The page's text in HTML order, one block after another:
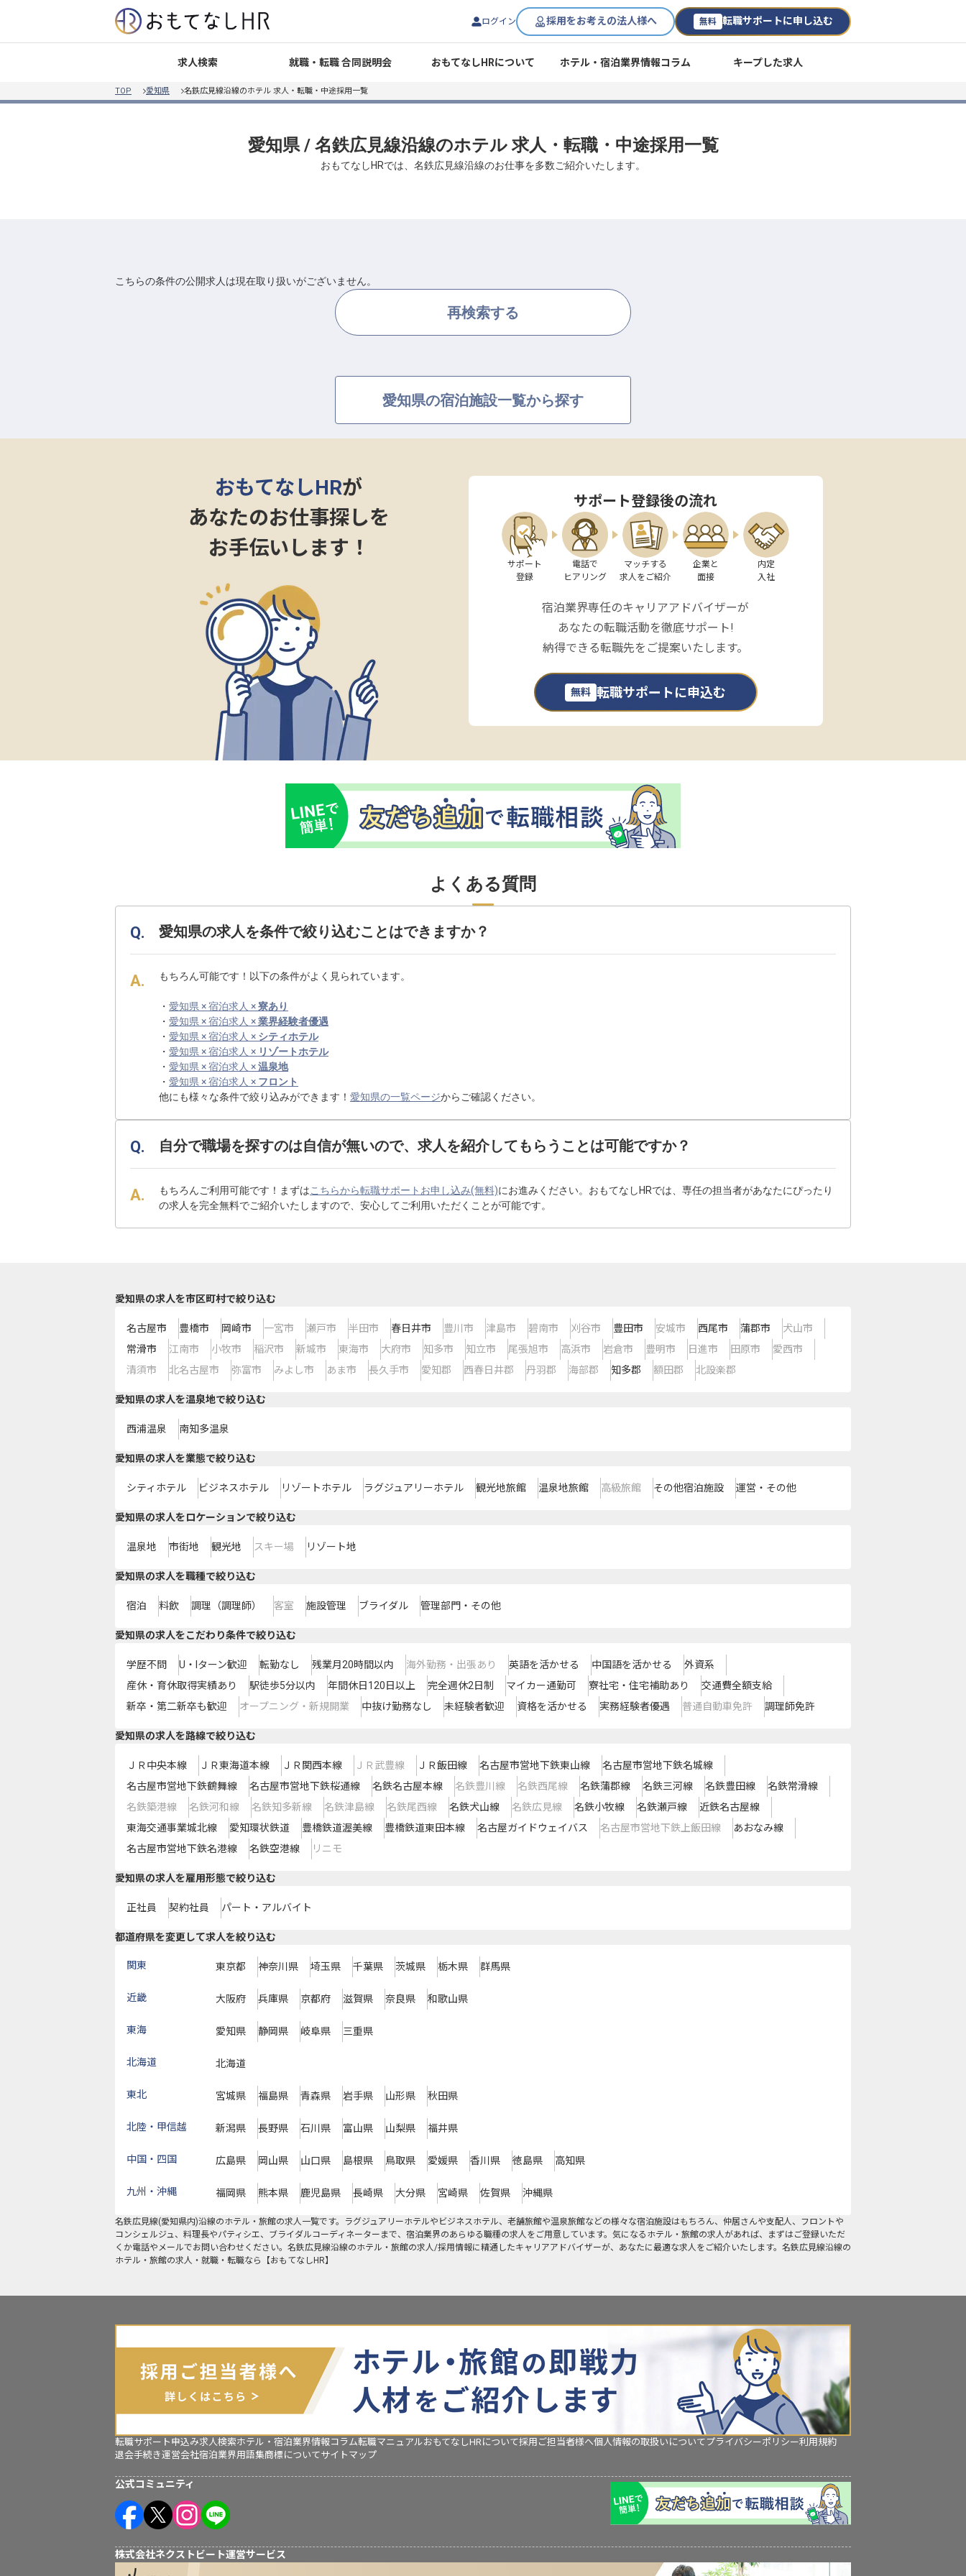
ログイン 採用をお考えの法人様へ 無料 転職サポートに申し込む
求人検索 就職・転職 合同説明会 おもてなしHRについて ホテル・宿泊業界情報コラム キープした求人
TOP 愛知県 名鉄広見線沿線のホテル 求人・転職・中途採用一覧
愛知県 / 名鉄広見線沿線のホテル 求人・転職・中途採用一覧
おもてなしHRでは、名鉄広見線沿線のお仕事を多数ご紹介いたします。
こちらの条件の公開求人は現在取り扱いがございません。
再検索する
愛知県の宿泊施設一覧から探す
おもてなしHRが
あなたのお仕事探しを
お手伝いします！
サポート登録後の流れ
サポート
登録
電話で
ヒアリング
マッチする
求人をご紹介
企業と
面接
内定
入社
宿泊業界専任のキャリアアドバイザーが
あなたの転職活動を徹底サポート!
納得できる転職先をご提案いたします。
無料 転職サポートに申込む
よくある質問
愛知県の求人を条件で絞り込むことはできますか？
もちろん可能です！以下の条件がよく見られています。
・ 愛知県 × 宿泊求人 ×寮あり
・ 愛知県 × 宿泊求人 ×業界経験者優遇
・ 愛知県 × 宿泊求人 × シティホテル
・ 愛知県 × 宿泊求人 × リゾートホテル
・ 愛知県 × 宿泊求人 ×温泉地
・ 愛知県 × 宿泊求人 × フロント
他にも様々な条件で絞り込みができます！ 愛知県の一覧ページからご確認ください。
自分で職場を探すのは自信が無いので、求人を紹介してもらうことは可能ですか？
もちろんご利用可能です！まずはこちらから転職サポートお申し込み(無料)にお進みください。おもてなしHRでは、専任の担当者があなたにぴったり
の求人を完全無料でご紹介いたしますので、安心してご利用いただくことが可能です。
愛知県の求人を市区町村で絞り込む
名古屋市 豊橋市 岡崎市 一宮市 瀬戸市 半田市 春日井市 豊川市 津島市 碧南市 刈谷市 豊田市 安城市 西尾市 蒲郡市
犬山市
常滑市
江南市 小牧市 稲沢市 新城市 東海市 大府市 知多市 知立市 尾張旭市 高浜市 岩倉市 豊明市 日進市 田原市
愛西市
清須市
北名古屋市 弥富市 みよし市 あま市 長久手市 愛知郡 西春日井郡 丹羽郡 海部郡 知多郡 額田郡 北設楽郡
愛知県の求人を温泉地で絞り込む
西浦温泉 南知多温泉
愛知県の求人を業態で絞り込む
シティホテル ビジネスホテル リゾートホテル ラグジュアリーホテル 観光地旅館 温泉地旅館 高級旅館 その他宿泊施設 運営・その他
愛知県の求人をロケーションで絞り込む
温泉地 市街地 観光地 スキー場 リゾート地
愛知県の求人を職種で絞り込む
宿泊 料飲 調理（調理師） 客室 施設管理 ブライダル 管理部門・その他
愛知県の求人をこだわり条件で絞り込む
学歴不問 U・Iターン歓迎 転勤なし 残業月20時間以内 海外勤務・出張あり 英語を活かせる 中国語を活かせる
外資系
産休・育休取得実績あり
駅徒歩5分以内 年間休日120日以上 完全週休2日制 マイカー通勤可 寮社宅・住宅補助あり
交通費全額支給
新卒・第二新卒も歓迎
オープニング・新規開業 中抜け勤務なし 未経験者歓迎 資格を活かせる 実務経験者優遇 普通自動車免許 調理師免許
愛知県の求人を路線で絞り込む
ＪＲ中央本線 ＪＲ東海道本線 ＪＲ関西本線 ＪＲ武豊線 ＪＲ飯田線 名古屋市営地下鉄東山線
名古屋市営地下鉄名城線
名古屋市営地下鉄鶴舞線
名古屋市営地下鉄桜通線 名鉄名古屋本線 名鉄豊川線 名鉄西尾線 名鉄蒲郡線 名鉄三河線 名鉄豊田線
名鉄常滑線
名鉄築港線
名鉄河和線 名鉄知多新線 名鉄津島線 名鉄尾西線 名鉄犬山線 名鉄広見線 名鉄小牧線 名鉄瀬戸線
近鉄名古屋線
東海交通事業城北線
愛知環状鉄道 豊橋鉄道渥美線 豊橋鉄道東田本線 名古屋ガイドウェイバス 名古屋市営地下鉄上飯田線
あおなみ線
名古屋市営地下鉄名港線
名鉄空港線 リニモ
愛知県の求人を雇用形態で絞り込む
正社員 契約社員 パート・アルバイト
都道府県を変更して求人を絞り込む
関東 東京都 神奈川県 埼玉県 千葉県 茨城県 栃木県 群馬県
近畿 大阪府 兵庫県 京都府 滋賀県 奈良県 和歌山県
東海 愛知県 静岡県 岐阜県 三重県
北海道 北海道
東北 宮城県 福島県 青森県 岩手県 山形県 秋田県
北陸・甲信越 新潟県 長野県 石川県 富山県 山梨県 福井県
中国・四国 広島県 岡山県 山口県 島根県 鳥取県 愛媛県 香川県 徳島県 高知県
九州・沖縄 福岡県 熊本県 鹿児島県 長崎県 大分県 宮崎県 佐賀県 沖縄県
名鉄広見線(愛知県内)沿線のホテル・旅館の求人一覧です。ラグジュアリーホテルやビジネスホテル、老舗旅館や温泉旅館などの様々な宿泊施設はもちろん、仲居さんや支配人、フロントや
コンシェルジュ、料理長やパティシエ、ブライダルコーディネーターまで、宿泊業界のあらゆる職種の求人をご用意しています。気になるホテル・旅館の求人があれば、まずはご登録いただ
くか電話やメールでお問い合わせください。名鉄広見線沿線のホテル・旅館の求人/採用情報に精通したキャリアアドバイザーが、あなたに最適な求人をご紹介いたします。名鉄広見線沿線の
ホテル・旅館の求人・就職・転職なら【おもてなしHR】
転職サポート申込み求人検索ホテル・宿泊業界情報コラム転職マニュアルおもてなしHRについて採用ご担当者様へ個人情報の取扱いについてプライバシーポリシー利用規約
退会手続き運営会社宿泊業界用語集商標についてサイトマップ
公式コミュニティ
株式会社ネクストビート運営サービス